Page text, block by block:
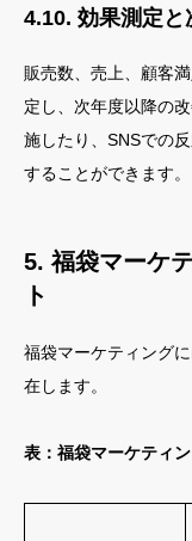
4.10. 効果測定
販売数、売上、顧客
定し、次年度以降の
施したり、SNSでの
することができます。
5. 福袋マーケ
ト
福袋マーケティング
在します。
表：福袋マーケティ